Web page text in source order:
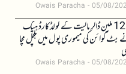
Owais Paracha 05/08/
120 ملین ڈالر مالیت کے کولڈکارڈ ہیک
بٹ کوائن کی میموری پول میں ہلچل مچا
Owais Paracha 05/08/